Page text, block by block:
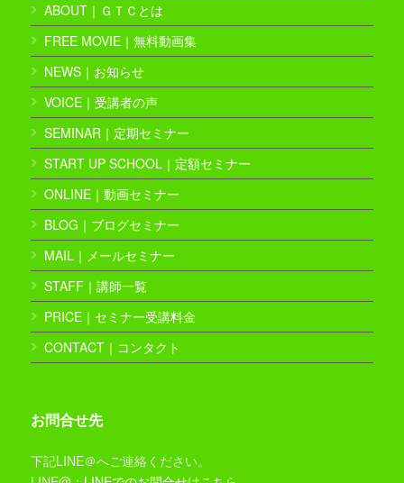
ABOUT｜ＧＴＣとは
FREE MOVIE｜無料動画集
NEWS｜お知らせ
VOICE｜受講者の声
SEMINAR｜定期セミナー
START UP SCHOOL｜定額セミナー
ONLINE｜動画セミナー
BLOG｜ブログセミナー
MAIL｜メールセミナー
STAFF｜講師一覧
PRICE｜セミナー受講料金
CONTACT｜コンタクト
お問合せ先
下記LINE＠へご連絡ください。